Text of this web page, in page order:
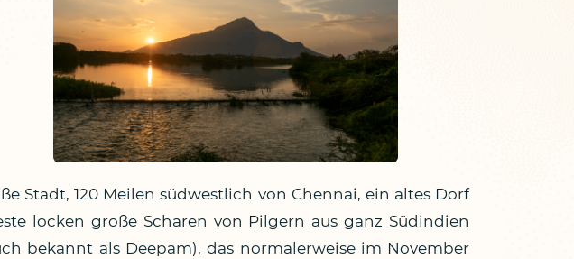
Stadt, 120 Meilen südwestlich von Chennai, ein altes Dorf
locken große Scharen von Pilgern aus ganz Südindien
bekannt als Deepam), das normalerweise im November